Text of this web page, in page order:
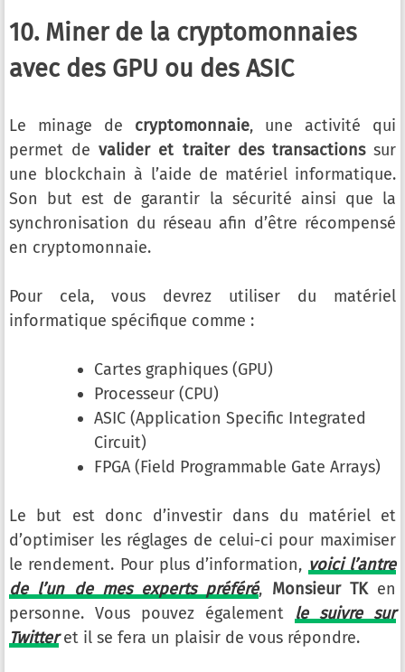
10. Miner de la cryptomonnaies
avec des GPU ou des ASIC
Le minage de cryptomonnaie, une activité qui
permet devalider et traiter des transactionssur
une blockchain à l’aide de matériel informatique.
Son but est de garantir la sécurité ainsi que la
synchronisation du réseau afin d’être récompensé
en cryptomonnaie.
Pour cela, vous devrez utiliser du matériel
informatique spécifique comme :
Cartes graphiques (GPU)
Processeur (CPU)
ASIC (Application Specific Integrated
Circuit)
FPGA (Field Programmable Gate Arrays)
Le but est donc d’investir dans du matériel et
d’optimiser les réglages de celui-ci pour maximiser
le rendement. Pour plus d’information, voici l’antre
de l’un de mes experts préféré, Monsieur TKen
personne. Vous pouvez également le suivre sur
Twitteret il se fera un plaisir de vous répondre.